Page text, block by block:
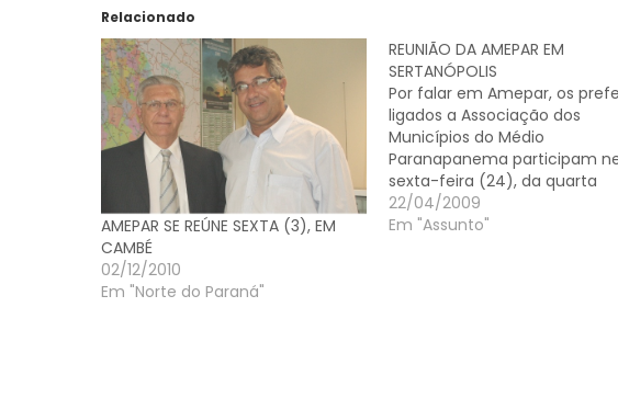
Relacionado
AMEPAR SE REÚNE SEXTA (3), EM
CAMBÉ
02/12/2010
Em "Norte do Paraná"
REUNIÃO DA AMEPAR EM
SERTANÓPOLIS
Por falar em Amepar, os
ligados a Associação dos
Municípios do Médio
Paranapanema participam
sexta-feira (24), da quarta
reunião ordinária da entidade
2009. O evento, convocado
22/04/2009
Em "Assunto"